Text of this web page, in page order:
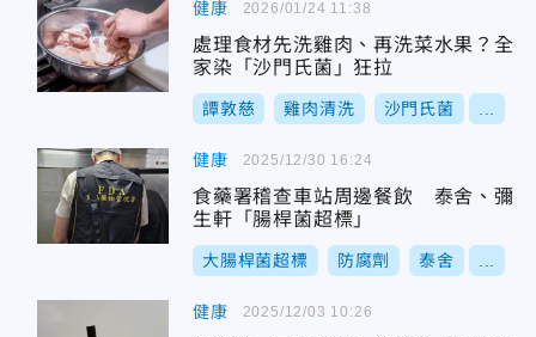
健康
處理食材先洗雞肉、再洗菜水果？全
家染「沙門氏菌」狂拉
譚敦慈 雞肉清洗 沙門氏菌
2026/01/24 11:38
健康
食藥署稽查車站周邊餐飲 泰舍、彌
生軒「腸桿菌超標」
大腸桿菌超標 防腐劑 泰舍
2025/12/30 16:24
健康 2025/12/03 10:26